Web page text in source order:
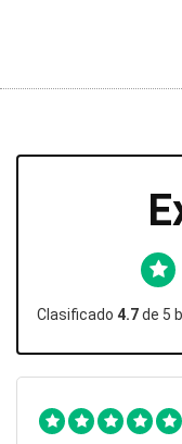
Clasificado 4.7de 5